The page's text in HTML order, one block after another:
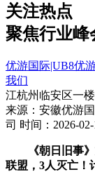
关注热点
聚焦行业峰
优游国际|UB8优
我们
江杭州临安区一
来源：安徽优游
司 时间：2026-
《朝日旧事》
联盟，3人灭亡！